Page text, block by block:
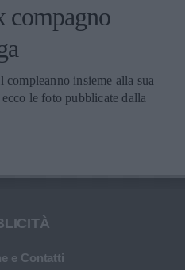
compagno
insieme alla sua
le foto pubblicate dalla
e Contatti